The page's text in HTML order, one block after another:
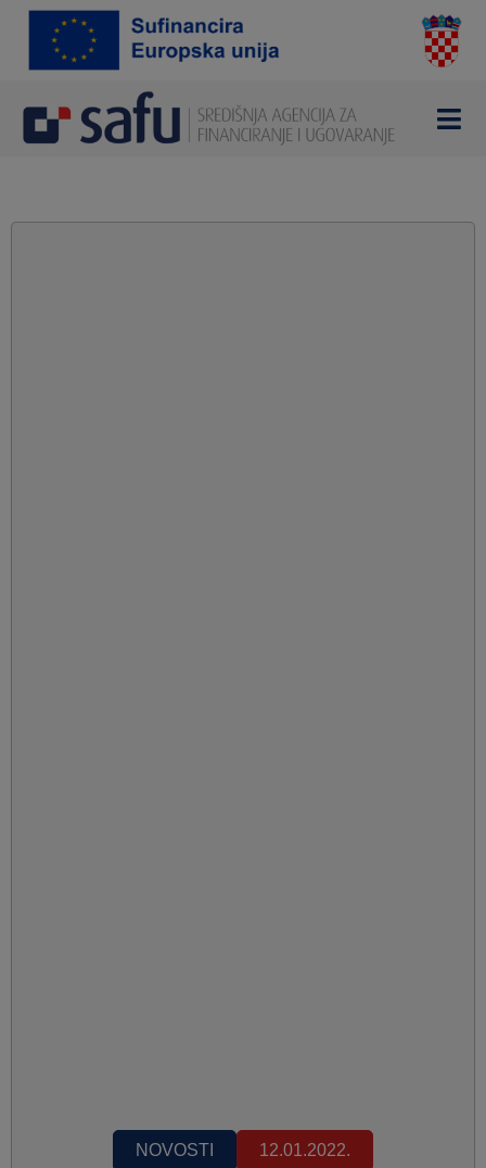
NOVOSTI 12.01.2022.